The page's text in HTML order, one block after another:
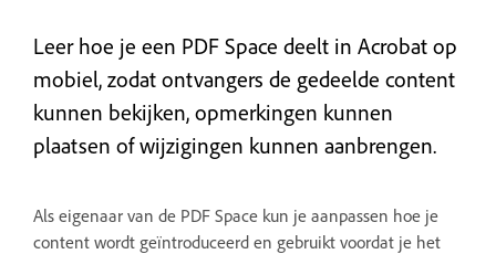
Leer hoe je een PDF Space deelt in Acrobat op
mobiel, zodat ontvangers de gedeelde content
kunnen bekijken, opmerkingen kunnen
plaatsen of wijzigingen kunnen aanbrengen.
Als eigenaar van de PDF Space kun je aanpassen hoe je
content wordt geïntroduceerd en gebruikt voordat je het